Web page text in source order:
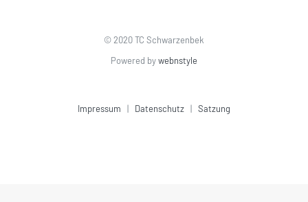
© 2020 TC Schwarzenbek
Powered bywebnstyle
Impressum | Datenschutz | Satzung